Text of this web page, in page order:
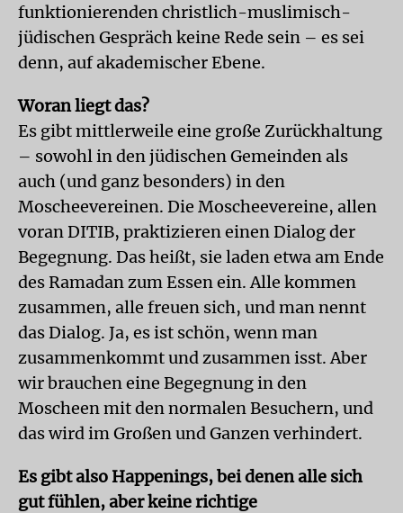
funktionierenden christlich-muslimisch-
jüdischen Gespräch keine Rede sein – es sei
denn, auf akademischer Ebene.
Woran liegt das?
Es gibt mittlerweile eine große Zurückhaltung
– sowohl in den jüdischen Gemeinden als
auch (und ganz besonders) in den
Moscheevereinen. Die Moscheevereine, allen
voran DITIB, praktizieren einen Dialog der
Begegnung. Das heißt, sie laden etwa am Ende
des Ramadan zum Essen ein. Alle kommen
zusammen, alle freuen sich, und man nennt
das Dialog. Ja, es ist schön, wenn man
zusammenkommt und zusammen isst. Aber
wir brauchen eine Begegnung in den
Moscheen mit den normalen Besuchern, und
das wird im Großen und Ganzen verhindert.
Es gibt also Happenings, bei denen alle sich
gut fühlen, aber keine richtige